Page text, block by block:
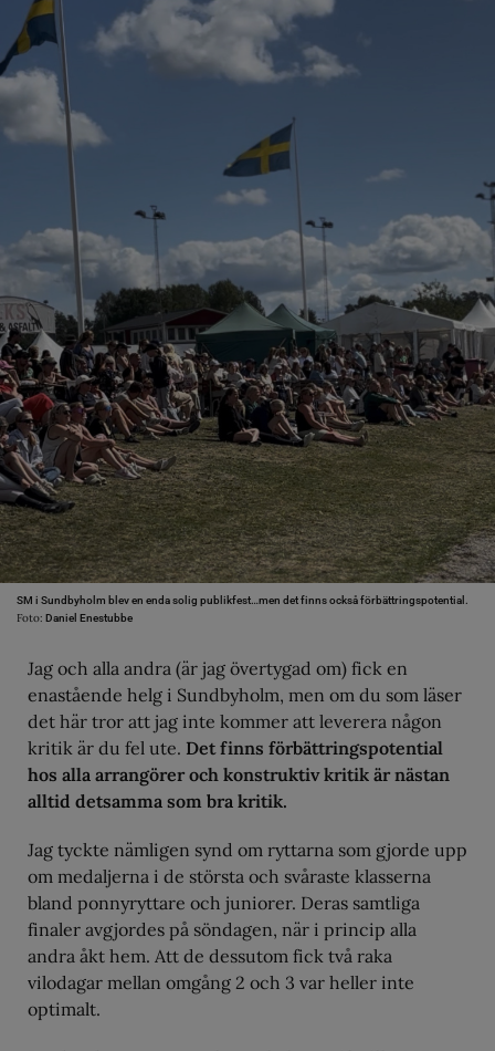
SM i Sundbyholm blev en enda solig publikfest…men det finns också förbättringspotential.
Foto: Daniel Enestubbe
Jag och alla andra (är jag övertygad om) fick en
enastående helg i Sundbyholm, men om du som läser
det här tror att jag inte kommer att leverera någon
kritik är du fel ute. Det finns förbättringspotential
hos alla arrangörer och konstruktiv kritik är nästan
alltid detsamma som bra kritik.
Jag tyckte nämligen synd om ryttarna som gjorde upp
om medaljerna i de största och svåraste klasserna
bland ponnyryttare och juniorer. Deras samtliga
finaler avgjordes på söndagen, när i princip alla
andra åkt hem. Att de dessutom fick två raka
vilodagar mellan omgång 2 och 3 var heller inte
optimalt.